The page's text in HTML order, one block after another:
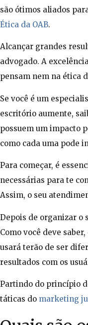
são ótimos aliados
Ética da OAB.
Alcançar grandes
advogado. A
pensam nem na ética
Se você é um
escritório aumente,
possuem um impacto
como cada uma pode
Para começar, é
necessárias para te
Assim, o seu
Depois de organizar o
Como você deve
usará terão de ser
resultados com os
Partindo do princípio
táticas do marketing